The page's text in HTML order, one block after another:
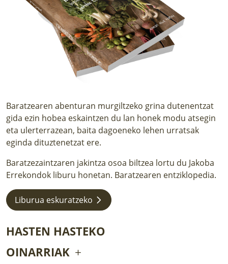
LURRAREN AGENDA
Baratzearen abenturan murgiltzeko grina dutenentzat
gida ezin hobea eskaintzen du lan honek modu atsegin
eta ulerterrazean, baita dagoeneko lehen urratsak
eginda dituztenetzat ere.
Baratzezaintzaren jakintza osoa biltzea lortu du Jakoba
Errekondok liburu honetan. Baratzearen entziklopedia.
Liburua eskuratzeko
HASTEN HASTEKO
OINARRIAK